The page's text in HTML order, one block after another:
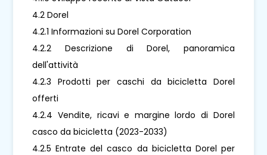
4.2 Dorel
4.2.1 Informazioni su Dorel Corporation
4.2.2 Descrizione di Dorel, panoramica
dell'attività
4.2.3 Prodotti per caschi da bicicletta Dorel
offerti
4.2.4 Vendite, ricavi e margine lordo di Dorel
casco da bicicletta (2023-2033)
4.2.5 Entrate del casco da bicicletta Dorel per